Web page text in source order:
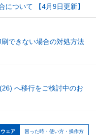
ついて 【4月9日更新】
刷できない場合の対処方法
へ移行をご検討中のお
ウェア
困った時・使い方・操作方